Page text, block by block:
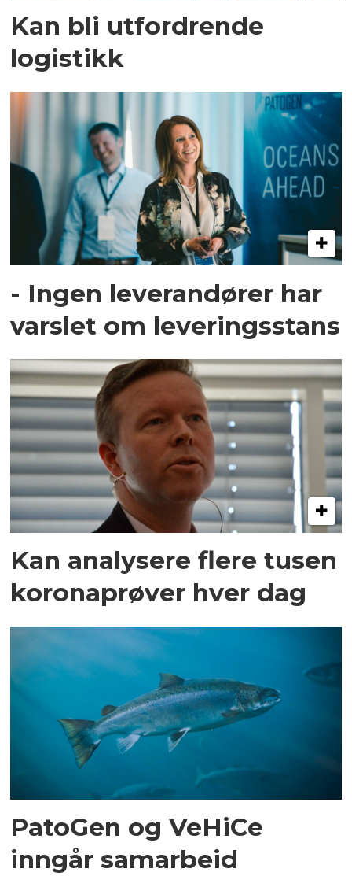
Kan bli utfordrende
logistikk
- Ingen leverandører har
varslet om leveringsstans
Kan analysere flere tusen
koronaprøver hver dag
PatoGen og VeHiCe
inngår samarbeid